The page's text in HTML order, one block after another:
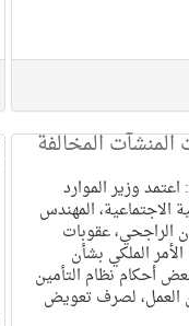
المنشآت ‏المخالفة
اعتمد وزير الموارد
الاجتماعية، المهندس
الراجحي، عقوبات
الملكي بشأن
أحكام نظام التأمين
العمل، ‏لصرف تعويض